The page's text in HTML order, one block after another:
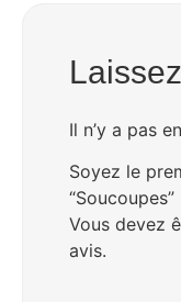
Il n’y a pas
Soyez le
“Soucoupes”
Vous devez
avis.